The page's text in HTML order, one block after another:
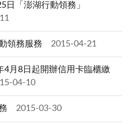
日「澎湖行動領務」
領務服務 2015-04-21
4月8日起開辦信用卡臨櫃繳
04-10
2015-03-30